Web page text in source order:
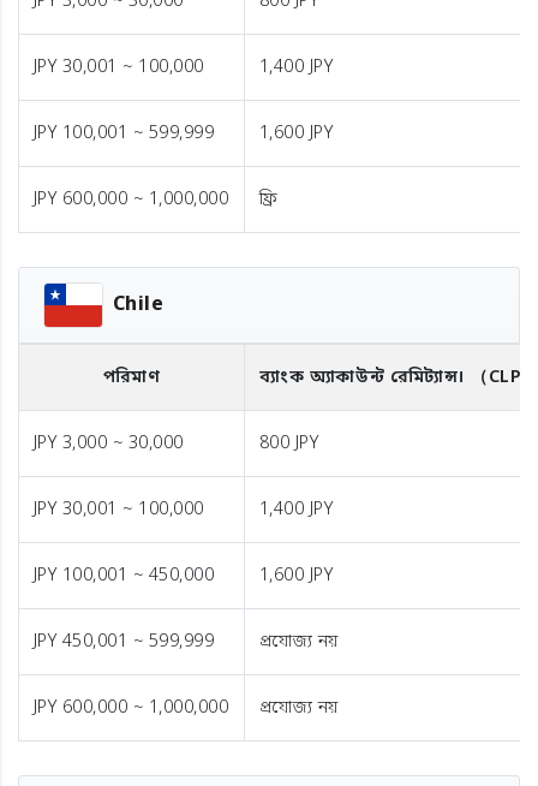
JPY 30,001 ~ 100,000 1,400 JPY
JPY 100,001 ~ 599,999 1,600 JPY
JPY 600,000 ~ 1,000,000 ফ্রি
Chile
পরিমাণ ব্যাংক অ্যাকাউন্ট রেমিট্যান্স। （CLP）
JPY 3,000 ~ 30,000 800 JPY
JPY 30,001 ~ 100,000 1,400 JPY
JPY 100,001 ~ 450,000 1,600 JPY
JPY 450,001 ~ 599,999 প্রযোজ্য নয়
JPY 600,000 ~ 1,000,000 প্রযোজ্য নয়